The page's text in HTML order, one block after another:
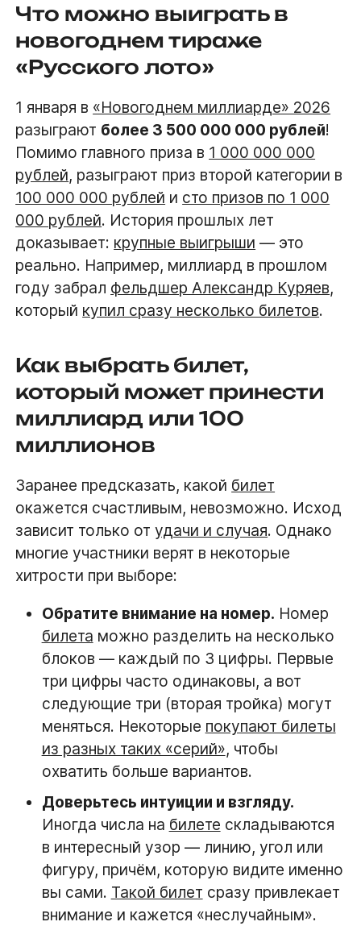
Что можно выиграть в
новогоднем тираже
«Русского лото»
1 января в «Новогоднем миллиарде» 2026
разыграют более 3 500 000 000 рублей!
Помимо главного приза в 1 000 000 000
рублей, разыграют приз второй категории в
100 000 000 рублей и сто призов по 1 000
000 рублей. История прошлых лет
доказывает: крупные выигрыши — это
реально. Например, миллиард в прошлом
году забрал фельдшер Александр Куряев,
который купил сразу несколько билетов.
Как выбрать билет,
который может принести
миллиард или 100
миллионов
Заранее предсказать, какой билет
окажется счастливым, невозможно. Исход
зависит только отудачи и случая. Однако
многие участники верят в некоторые
хитрости при выборе:
Обратите внимание на номер. Номер
билета можно разделить на несколько
блоков — каждый по 3 цифры. Первые
три цифры часто одинаковы, а вот
следующие три (вторая тройка) могут
меняться. Некоторые покупают билеты
из разных таких «серий», чтобы
охватить больше вариантов.
Доверьтесь интуиции и взгляду.
Иногда числа на билете складываются
в интересный узор — линию, угол или
фигуру, причём, которую видите именно
вы сами. Такой билет сразу привлекает
внимание и кажется «неслучайным».